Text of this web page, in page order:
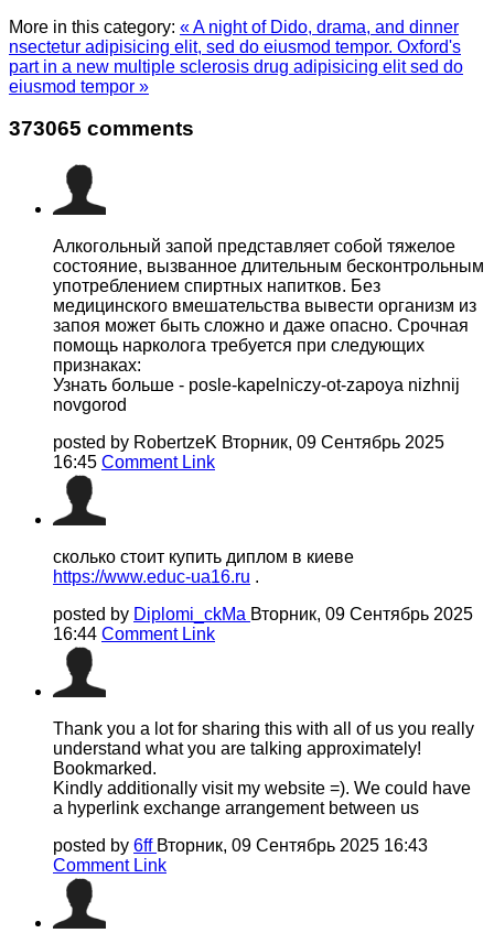
More in this category: « A night of Dido, drama, and dinner
nsectetur adipisicing elit, sed do eiusmod tempor. Oxford's
part in a new multiple sclerosis drug adipisicing elit sed do
eiusmod tempor »
373065 comments
Алкогольный запой представляет собой тяжелое
состояние, вызванное длительным бесконтрольным
употреблением спиртных напитков. Без
медицинского вмешательства вывести организм из
запоя может быть сложно и даже опасно. Срочная
помощь нарколога требуется при следующих
признаках:
Узнать больше - posle-kapelniczy-ot-zapoya nizhnij
novgorod
posted by RobertzeK Вторник, 09 Сентябрь 2025
16:45 Comment Link
сколько стоит купить диплом в киеве
https://www.educ-ua16.ru .
posted by Diplomi_ckMa Вторник, 09 Сентябрь 2025
16:44 Comment Link
Thank you a lot for sharing this with all of us you really
understand what you are talking approximately!
Bookmarked.
Kindly additionally visit my website =). We could have
a hyperlink exchange arrangement between us
posted by 6ff Вторник, 09 Сентябрь 2025 16:43
Comment Link